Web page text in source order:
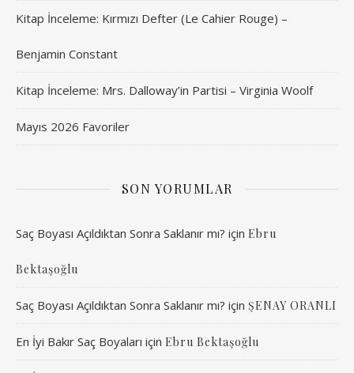
Kitap İnceleme: Kırmızı Defter (Le Cahier Rouge) –
Benjamin Constant
Kitap İnceleme: Mrs. Dalloway’in Partisi – Virginia Woolf
Mayıs 2026 Favoriler
SON YORUMLAR
Saç Boyası Açıldıktan Sonra Saklanır mı? için Ebru
Bektaşoğlu
Saç Boyası Açıldıktan Sonra Saklanır mı? için ŞENAY ORANLI
En İyi Bakır Saç Boyaları için Ebru Bektaşoğlu